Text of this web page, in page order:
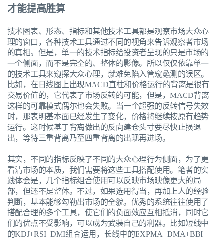
才能提高胜算
技术图表、形态、指标和其他技术工具都是观察市场大众心
理的窗口，各种技术工具通过不同的视角来告诉观察者市场
的真相。但是，单一的技术指标给投资者呈现的只是市场的
一个侧面，而不是完全的、整体的影像。所以仅仅依靠单一
的技术工具来窥探大众心理，就难免陷入管窥蠡测的误区。
比如，在日线图上出现MACD直柱和价格运行的背离是很有
交易价值的，它代表了市场反转的可能，但是，MACD背离
这样的可靠模式偶尔也会失败。当一个超强的反转信号失效
时，那表明基本面已经发生了变化，价格将继续按原有趋势
运行。这时候基于背离做出的反向建仓头寸要尽快止损退
出，等待三重背离乃至四重背离的出现再进场。
其实，不同的指标反映了不同的大众心理行为侧面，为了更
看清市场的本质，我们需要将这些工具搭配使用。笔者的实
践体会是，几个指标组合使用可以反映市场映像更大的局
部，但还不是整体。不过，如果选用得当，再加上人的经验
判断，基本能够勾勒出市场的全貌。优秀的系统往往使用了
搭配合理的多个工具，使它们的负面效应互相抵消，同时它
们的优点不受影响，可以成为武装自己的利器。比如短线中
的KDJ+RSI+DMI组合运用，长线中的EXPMA+DMA+BBI